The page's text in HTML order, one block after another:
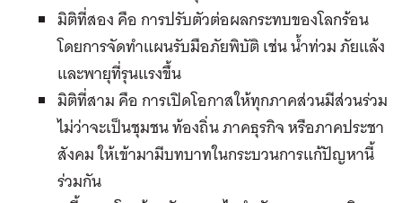
มิติที่สอง คือ การปรับตัวต่อผลกระทบของโลกร้อน
โดยการจัดทำแผนรับมือภัยพิบัติ เช่น น้ำท่วม ภัยแล้ง
และพายุที่รุนแรงขึ้น
มิติที่สาม คือ การเปิดโอกาสให้ทุกภาคส่วนมีส่วนร่วม
ไม่ว่าจะเป็นชุมชน ท้องถิ่น ภาคธุรกิจ หรือภาคประชา
สังคม ให้เข้ามามีบทบาทในกระบวนการแก้ปัญหานี้
ร่วมกัน